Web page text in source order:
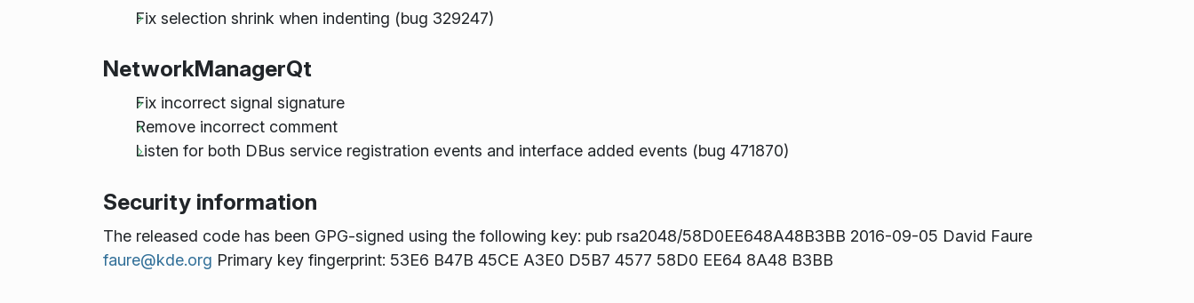
Fix selection shrink when indenting (bug 329247)
NetworkManagerQt
Fix incorrect signal signature
Remove incorrect comment
Listen for both DBus service registration events and interface added events (bug 471870)
Security information
The released code has been GPG-signed using the following key: pub rsa2048/58D0EE648A48B3BB 2016-09-05 David Faure
faure@kde.org Primary key fingerprint: 53E6 B47B 45CE A3E0 D5B7 4577 58D0 EE64 8A48 B3BB